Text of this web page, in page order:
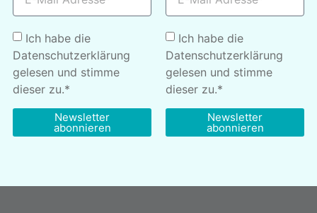
Ich habe die
Datenschutzerklärung
gelesen und stimme
dieser zu.*
Newsletter
abonnieren
Ich habe die
Datenschutzerklärung
gelesen und stimme
dieser zu.*
Newsletter
abonnieren